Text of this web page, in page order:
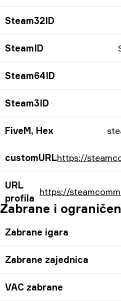
Steam32ID
SteamID
Steam64ID
Steam3ID
FiveM, Hex
customURL
URL
profila
Zabrane i
Zabrane igara
Zabrane zajednica
VAC zabrane